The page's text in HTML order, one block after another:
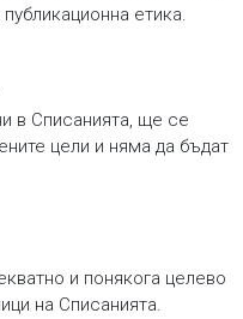
етика.
в Списанията, ще се
цели и няма да бъдат
и понякога целево
на Списанията.